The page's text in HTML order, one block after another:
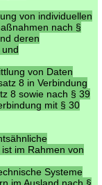
von individuellen
nach §
deren
von Daten
8 in Verbindung
8 sowie nach § 39
mit § 30
im Rahmen von
Systeme
im Ausland nach §